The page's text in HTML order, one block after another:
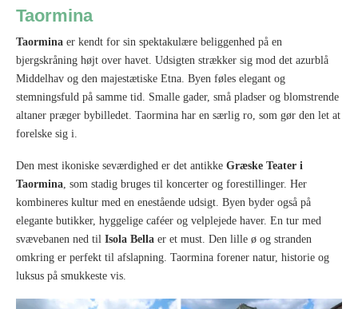
Taormina
Taormina er kendt for sin spektakulære beliggenhed på en
bjergskråning højt over havet. Udsigten strækker sig mod det azurblå
Middelhav og den majestætiske Etna. Byen føles elegant og
stemningsfuld på samme tid. Smalle gader, små pladser og blomstrende
altaner præger bybilledet. Taormina har en særlig ro, som gør den let at
forelske sig i.
Den mest ikoniske seværdighed er det antikke Græske Teater i
Taormina, som stadig bruges til koncerter og forestillinger. Her
kombineres kultur med en enestående udsigt. Byen byder også på
elegante butikker, hyggelige caféer og velplejede haver. En tur med
svævebanen ned til Isola Bella er et must. Den lille ø og stranden
omkring er perfekt til afslapning. Taormina forener natur, historie og
luksus på smukkeste vis.